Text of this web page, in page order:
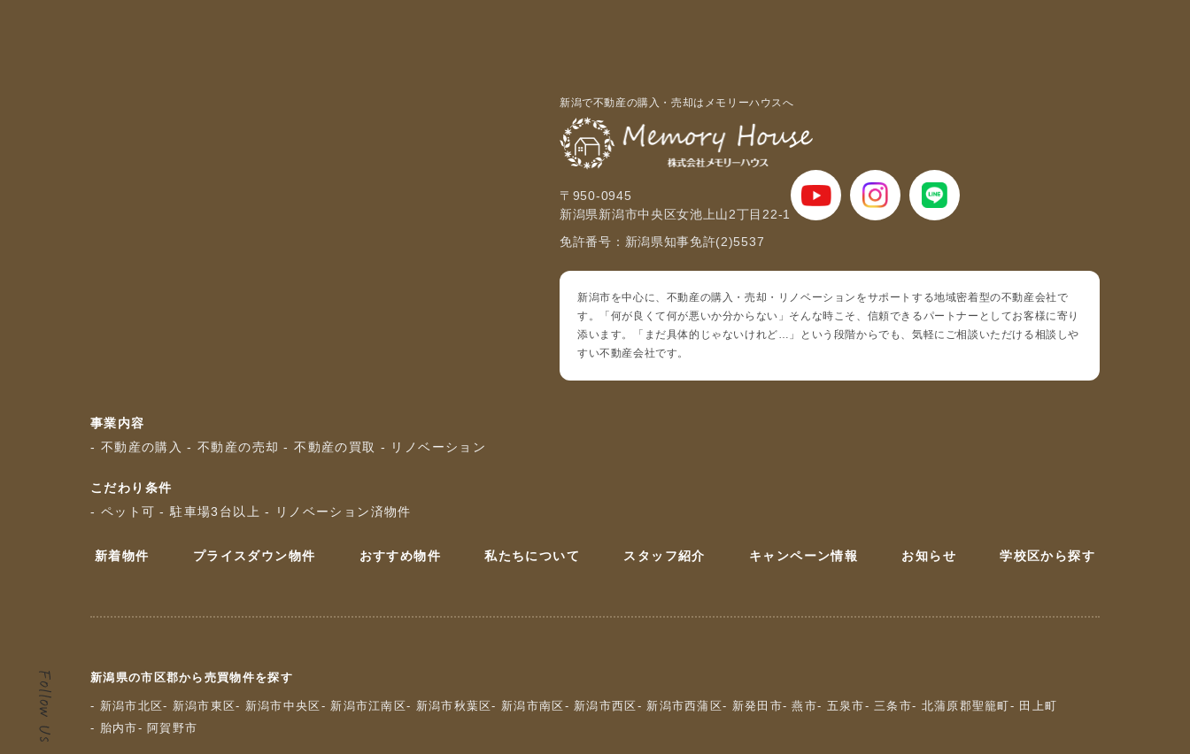
新潟で不動産の購入・売却はメモリーハウスへ
〒950-0945
新潟県新潟市中央区女池上山2丁目22-1
免許番号：新潟県知事免許(2)5537
新潟市を中心に、不動産の購入・売却・リノベーションをサポートする地域密着型の不動産会社で
す。「何が良くて何が悪いか分からない」そんな時こそ、信頼できるパートナーとしてお客様に寄り
添います。「まだ具体的じゃないけれど…」という段階からでも、気軽にご相談いただける相談しや
すい不動産会社です。
事業内容
- 不動産の購入 - 不動産の売却 - 不動産の買取 - リノベーション
こだわり条件
- ペット可 - 駐車場3台以上 - リノベーション済物件
新着物件 プライスダウン物件 おすすめ物件 私たちについて スタッフ紹介 キャンペーン情報 お知らせ 学校区から探す
新潟県の市区郡から売買物件を探す
- 新潟市北区- 新潟市東区- 新潟市中央区 - 新潟市江南区- 新潟市秋葉区- 新潟市南区 - 新潟市西区 - 新潟市西蒲区- 新発田市- 燕市- 五泉市- 三条市- 北蒲原郡聖籠町- 田上町
- 胎内市- 阿賀野市